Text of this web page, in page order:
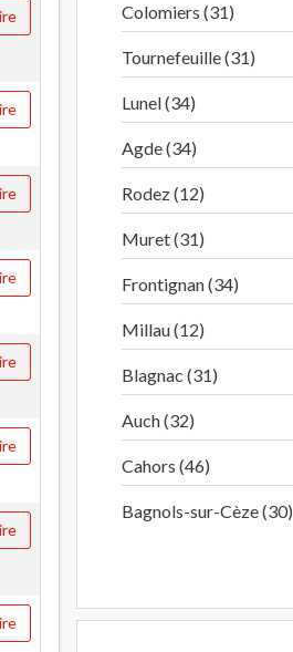
Colomiers (31)
Tournefeuille (31)
Lunel (34)
Agde (34)
Rodez (12)
Muret (31)
Frontignan (34)
Millau (12)
Blagnac (31)
Auch (32)
Cahors (46)
Bagnols-sur-Cèze (30)